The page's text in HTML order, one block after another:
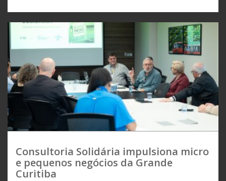
Consultoria Solidária impulsiona micro
e pequenos negócios da Grande
Curitiba